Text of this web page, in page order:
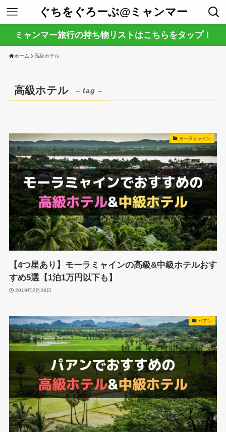
ぐちをぐろーぶ@ミャンマー
ミャンマー旅行の持ち物リストはこちらをタップ！
ホーム 高級ホテル
高級ホテル – tag –
モーラミャイン
【4つ星あり】モーラミャインの高級&中級ホテルおす
すめ5選【1泊1万円以下も】
2019年2月28日
パアン